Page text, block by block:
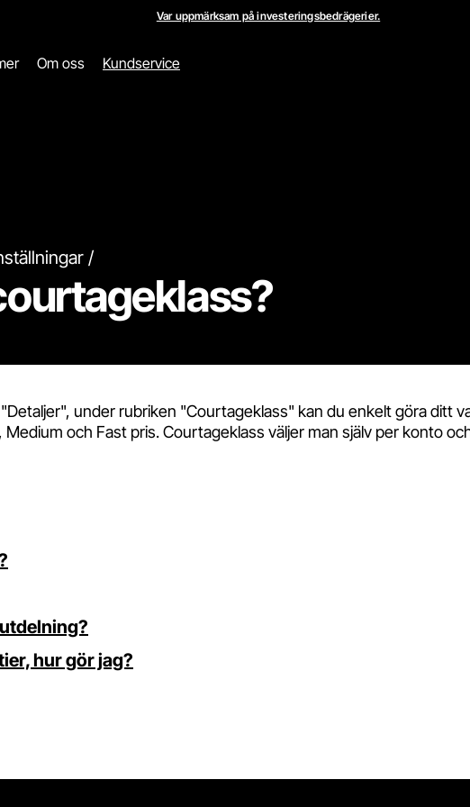
Var uppmärksam på investeringsbedrägerier.
Om oss Kundservice
under rubriken "Courtageklass" kan du enkelt göra ditt
och Fast pris. Courtageklass väljer man själv per konto
hur gör jag?